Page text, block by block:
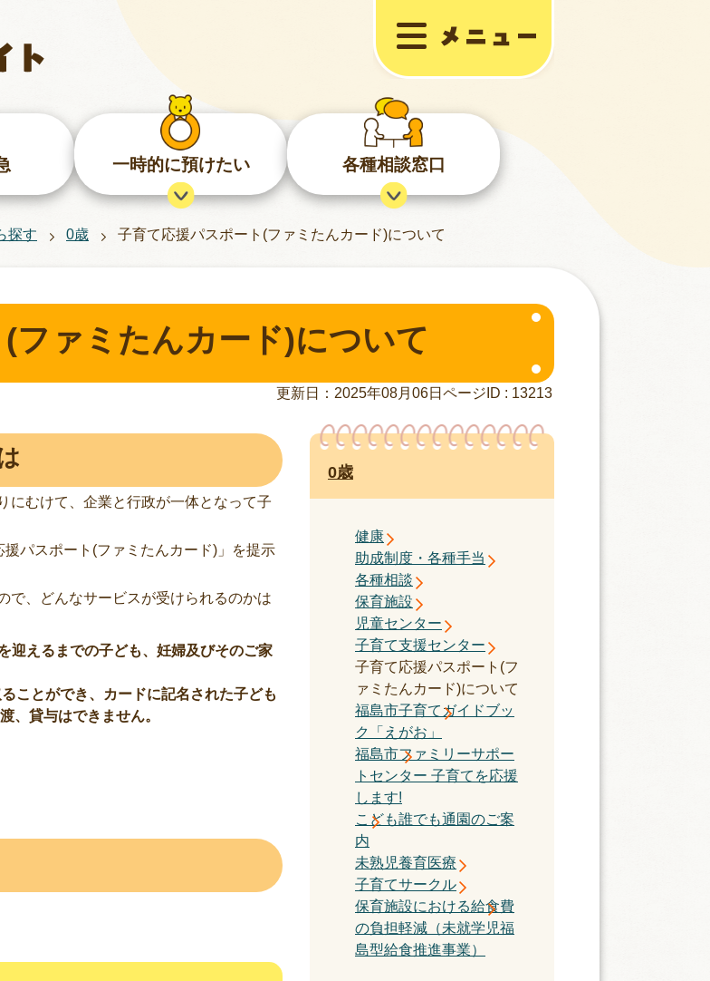
一時的に預けたい 各種相談窓口
探す 0歳 子育て応援パスポート(ファミたんカード)について
ファミたんカード)について
更新日：2025年08月06日 ページID : 13213
にむけて、企業と行政が一体となって子
パスポート(ファミたんカード)」を提示
で、どんなサービスが受けられるのかは
迎えるまでの子ども、妊婦及びそのご家
ことができ、カードに記名された子ども
、貸与はできません。
0歳
健康
助成制度・各種手当
各種相談
保育施設
児童センター
子育て支援センター
子育て応援パスポート(フ
ァミたんカード)について
福島市子育てガイドブッ
ク「えがお」
福島市ファミリーサポー
トセンター 子育てを応援
します!
こども誰でも通園のご案
内
未熟児養育医療
子育てサークル
保育施設における給食費
の負担軽減（未就学児福
島型給食推進事業）